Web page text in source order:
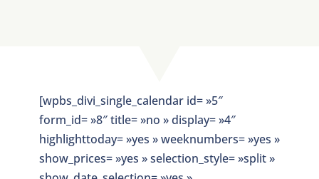
[wpbs_divi_single_calendar id= »5″
form_id= »8″ title= »no » display= »4″
highlighttoday= »yes » weeknumbers= »yes »
show_prices= »yes » selection_style= »split »